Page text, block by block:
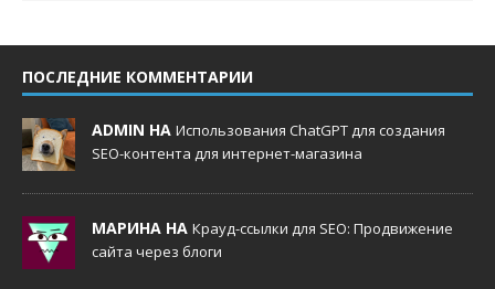
ПОСЛЕДНИЕ КОММЕНТАРИИ
ADMIN НА Использования ChatGPT для создания
SEO-контента для интернет-магазина
МАРИНА НА Крауд-ссылки для SEO: Продвижение
сайта через блоги